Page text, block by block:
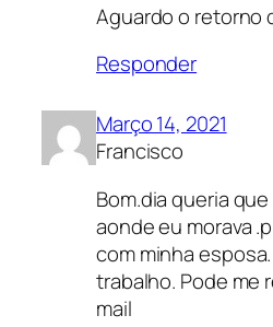
Aguardo o retorno
Responder
Março 14, 2021
Francisco
Bom.dia queria
aonde eu morava
com minha
trabalho. Pode me
mail